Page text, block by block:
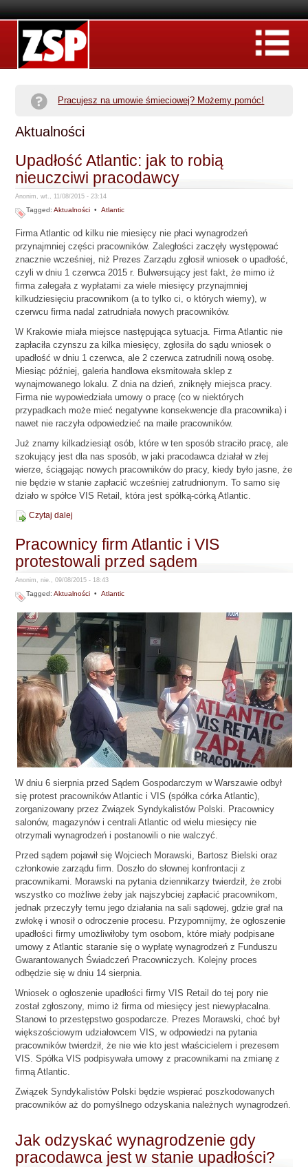
Pracujesz na umowie śmieciowej? Możemy pomóc!
Aktualności
Upadłość Atlantic: jak to robią
nieuczciwi pracodawcy
Anonim, wt., 11/08/2015 - 23:14
Tagged:Aktualności •Atlantic
Firma Atlantic od kilku nie miesięcy nie płaci wynagrodzeń
przynajmniej części pracowników. Zaległości zaczęły występować
znacznie wcześniej, niż Prezes Zarządu zgłosił wniosek o upadłość,
czyli w dniu 1 czerwca 2015 r. Bulwersujący jest fakt, że mimo iż
firma zalegała z wypłatami za wiele miesięcy przynajmniej
kilkudziesięciu pracownikom (a to tylko ci, o których wiemy), w
czerwcu firma nadal zatrudniała nowych pracowników.
W Krakowie miała miejsce następująca sytuacja. Firma Atlantic nie
zapłaciła czynszu za kilka miesięcy, zgłosiła do sądu wniosek o
upadłość w dniu 1 czerwca, ale 2 czerwca zatrudnili nową osobę.
Miesiąc później, galeria handlowa eksmitowała sklep z
wynajmowanego lokalu. Z dnia na dzień, zniknęły miejsca pracy.
Firma nie wypowiedziała umowy o pracę (co w niektórych
przypadkach może mieć negatywne konsekwencje dla pracownika) i
nawet nie raczyła odpowiedzieć na maile pracowników.
Już znamy kilkadziesiąt osób, które w ten sposób straciło pracę, ale
szokujący jest dla nas sposób, w jaki pracodawca działał w złej
wierze, ściągając nowych pracowników do pracy, kiedy było jasne, że
nie będzie w stanie zapłacić wcześniej zatrudnionym. To samo się
działo w spółce VIS Retail, która jest spółką-córką Atlantic.
Czytaj dalej
Pracownicy firm Atlantic i VIS
protestowali przed sądem
Anonim, nie., 09/08/2015 - 18:43
Tagged:Aktualności •Atlantic
W dniu 6 sierpnia przed Sądem Gospodarczym w Warszawie odbył
się protest pracowników Atlantic i VIS (spółka córka Atlantic),
zorganizowany przez Związek Syndykalistów Polski. Pracownicy
salonów, magazynów i centrali Atlantic od wielu miesięcy nie
otrzymali wynagrodzeń i postanowili o nie walczyć.
Przed sądem pojawił się Wojciech Morawski, Bartosz Bielski oraz
członkowie zarządu firm. Doszło do słownej konfrontacji z
pracownikami. Morawski na pytania dziennikarzy twierdził, że zrobi
wszystko co możliwe żeby jak najszybciej zapłacić pracownikom,
jednak przeczyły temu jego działania na sali sądowej, gdzie grał na
zwłokę i wnosił o odroczenie procesu. Przypomnijmy, że ogłoszenie
upadłości firmy umożliwiłoby tym osobom, które miały podpisane
umowy z Atlantic staranie się o wypłatę wynagrodzeń z Funduszu
Gwarantowanych Świadczeń Pracowniczych. Kolejny proces
odbędzie się w dniu 14 sierpnia.
Wniosek o ogłoszenie upadłości firmy VIS Retail do tej pory nie
został zgłoszony, mimo iż firma od miesięcy jest niewypłacalna.
Stanowi to przestępstwo gospodarcze. Prezes Morawski, choć był
większościowym udziałowcem VIS, w odpowiedzi na pytania
pracowników twierdził, że nie wie kto jest właścicielem i prezesem
VIS. Spółka VIS podpisywała umowy z pracownikami na zmianę z
firmą Atlantic.
Związek Syndykalistów Polski będzie wspierać poszkodowanych
pracowników aż do pomyślnego odzyskania należnych wynagrodzeń.
Jak odzyskać wynagrodzenie gdy
pracodawca jest w stanie upadłości?